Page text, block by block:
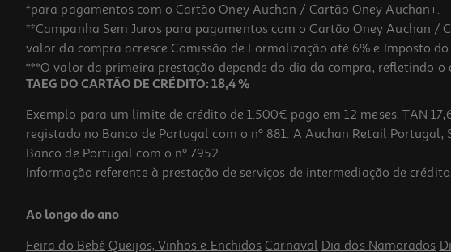
0.25 €/un
*para pagamentos com o Cartão Oney Auchan / Cartão Oney Auchan+.
**Campanha Sem Juros para pagamentos com o Cartão Oney Auchan
valor da compra acresce Comissão de Formalização até 6% e Imposto
***O valor da primeira prestação depende do dia da compra, refletindo
TAEG DO CARTÃO DE CRÉDITO: 18,4 %
Exemplo para um limite de crédito de 1.500€ pago em 12 meses. TAN
registado no Banco de Portugal com o nº 881. A Auchan Retail
Banco de Portugal com o nº 7952.
Informação referente à prestação de serviços de intermediação de crédito,
Ao longo do ano
Feira do Bebé Queijos, Vinhos e Enchidos Carnaval Dia dos Namorados